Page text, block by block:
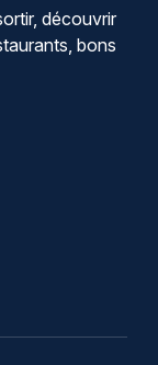
découvrir
bons